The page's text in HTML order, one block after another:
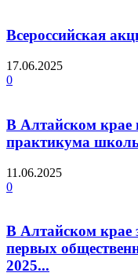
Всероссийская
17.06.2025
0
В Алтайском крае
практикума
11.06.2025
0
В Алтайском крае
первых
2025...